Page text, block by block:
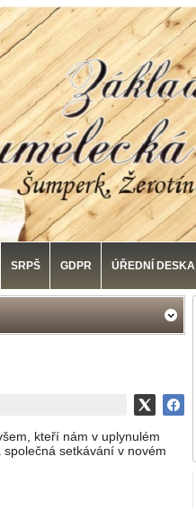
SRPŠ GDPR ÚŘEDNÍ DESKA
kteří nám v uplynulém
setkávání v novém